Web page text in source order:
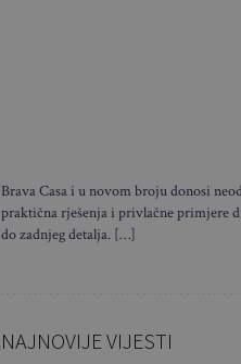
Brava Casa i u novom broju donosi
praktična rješenja i privlačne primjere
do zadnjeg detalja. […]
NAJNOVIJE VIJESTI